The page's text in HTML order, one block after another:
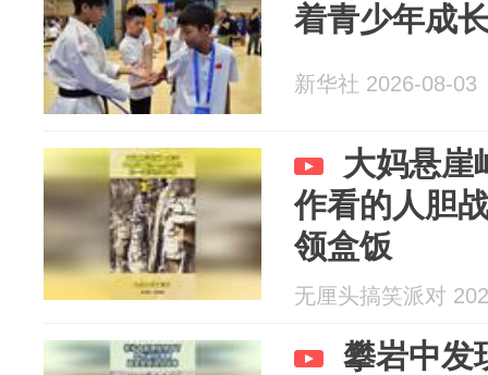
着青少年成
新华社 2026-08-03
大妈悬崖
作看的人胆
领盒饭
无厘头搞笑派对
攀岩中发